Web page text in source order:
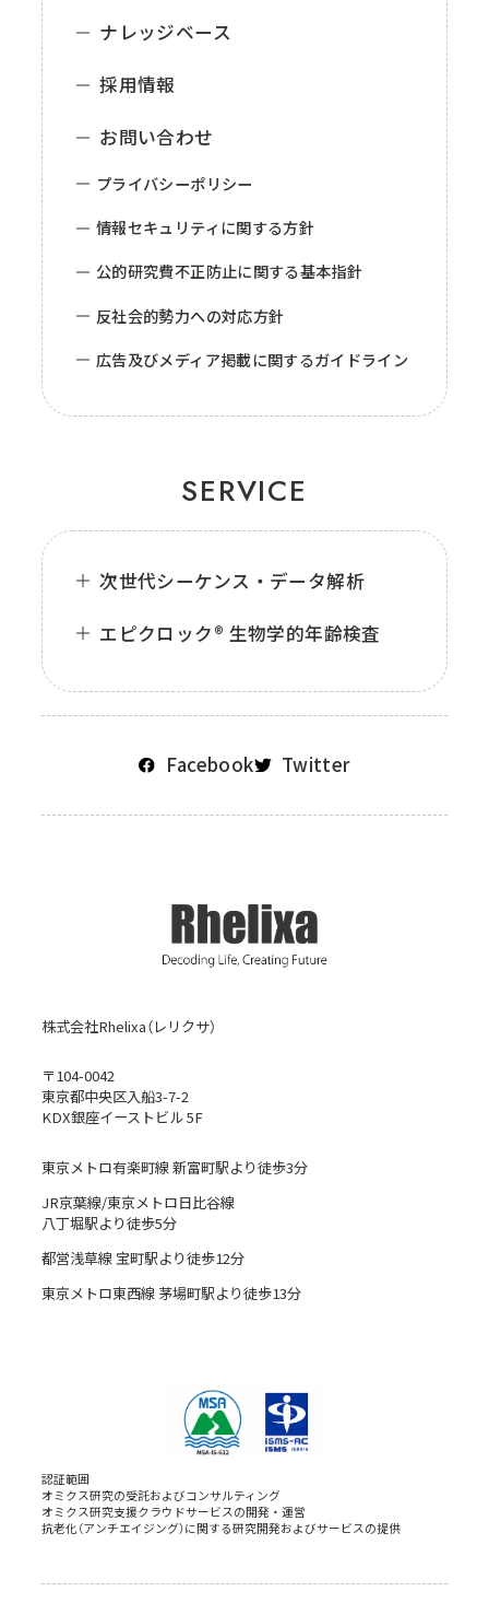
株式会社Rhelixa（レリクサ）
〒104-0042
東京都中央区入船3-7-2
KDX銀座イーストビル 5F
東京メトロ有楽町線 新富町駅より徒歩3分
JR京葉線/東京メトロ日比谷線
八丁堀駅より徒歩5分
都営浅草線 宝町駅より徒歩12分
東京メトロ東西線 茅場町駅より徒歩13分
認証範囲
オミクス研究の受託およびコンサルティング
オミクス研究支援クラウドサービスの開発・運営
抗老化（アンチエイジング）に関する研究開発およびサービスの提供
ナレッジベース
採用情報
お問い合わせ
プライバシーポリシー
情報セキュリティに関する方針
公的研究費不正防止に関する基本指針
反社会的勢力への対応方針
広告及びメディア掲載に関するガイドライン
SERVICE
次世代シーケンス・データ解析
エピクロック® 生物学的年齢検査
Facebook Twitter